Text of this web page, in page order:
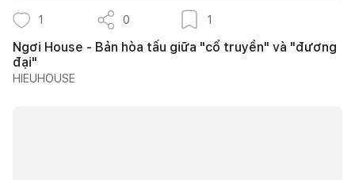
1 0 1
Ngơi House - Bản hòa tấu giữa "cổ truyền" và "đương
đại"
HIEUHOUSE